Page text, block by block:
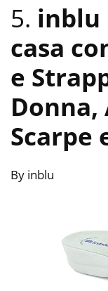
5. inblu
casa
e
Donna,
Scarpe
By inblu